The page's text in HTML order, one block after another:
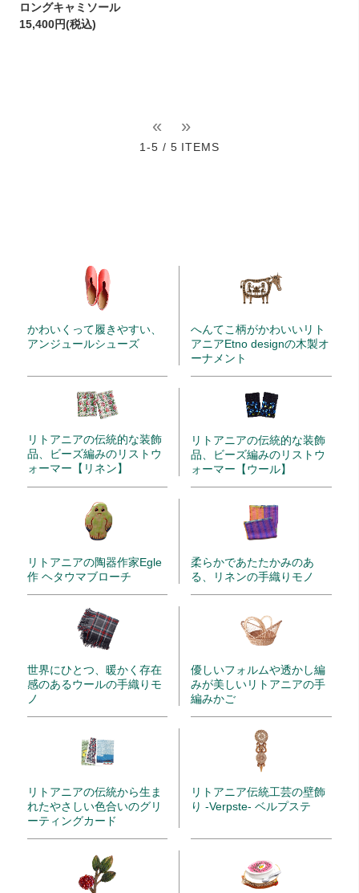
ロングキャミソール
15,400円(税込)
« »
1-5 / 5 ITEMS
かわいくって履きやすい、
アンジュールシューズ
へんてこ柄がかわいいリト
アニアEtno designの木製オ
ーナメント
リトアニアの伝統的な装飾
品、ビーズ編みのリストウ
ォーマー【リネン】
リトアニアの伝統的な装飾
品、ビーズ編みのリストウ
ォーマー【ウール】
リトアニアの陶器作家Egle
作 ヘタウマブローチ
柔らかであたたかみのあ
る、リネンの手織りモノ
世界にひとつ、暖かく存在
感のあるウールの手織りモ
ノ
優しいフォルムや透かし編
みが美しいリトアニアの手
編みかご
リトアニアの伝統から生ま
れたやさしい色合いのグリ
ーティングカード
リトアニア伝統工芸の壁飾
り -Verpste- ベルプステ